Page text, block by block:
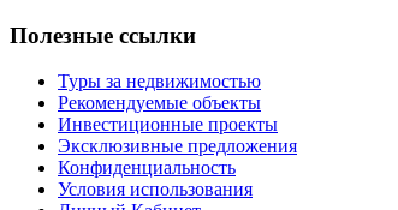
Полезные ссылки
Туры за недвижимостью
Рекомендуемые объекты
Инвестиционные проекты
Эксклюзивные предложения
Конфиденциальность
Условия использования